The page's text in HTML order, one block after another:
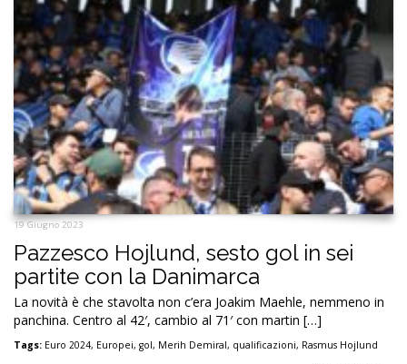
19 Giugno 2023
Pazzesco Hojlund, sesto gol in sei
partite con la Danimarca
La novità è che stavolta non c’era Joakim Maehle, nemmeno in
panchina. Centro al 42′, cambio al 71′ con martin […]
Tags: Euro 2024, Europei, gol, Merih Demiral, qualificazioni, Rasmus Hojlund